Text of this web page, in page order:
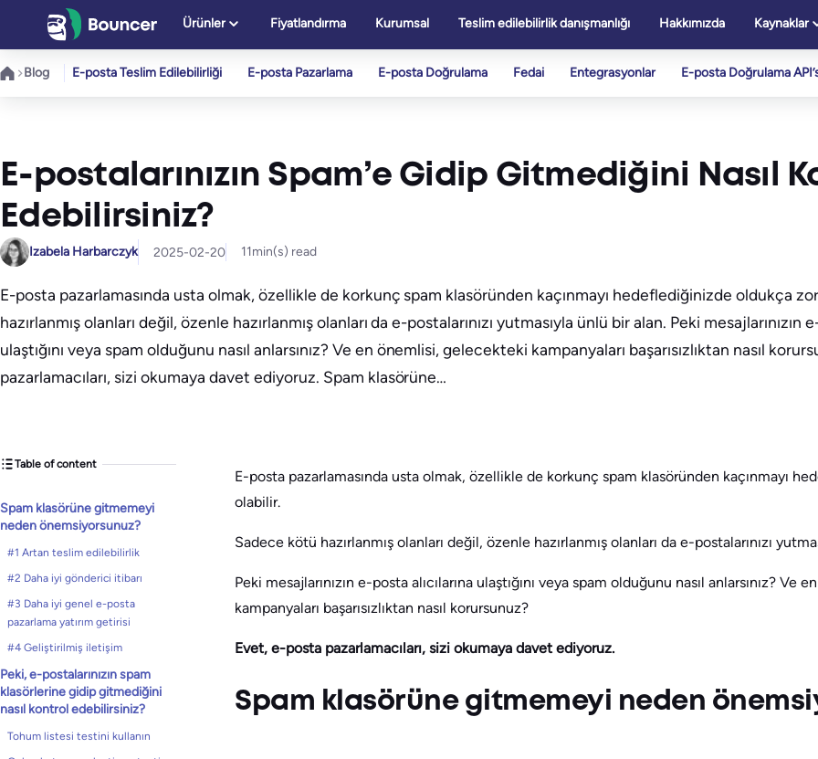
Ürünler Fiyatlandırma Kurumsal Teslim edilebilirlik danışmanlığı Hakkımızda Kaynaklar
Blog E-posta Teslim Edilebilirliği E-posta Pazarlama E-posta Doğrulama Fedai Entegrasyonlar E-posta Doğrulama
E-postalarınızın Spam’e Gidip Gitmediğini Nasıl
Edebilirsiniz?
Izabela Harbarczyk 2025-02-20 11min(s) read
E-posta pazarlamasında usta olmak, özellikle de korkunç spam klasöründen kaçınmayı hedeflediğinizde oldukça
hazırlanmış olanları değil, özenle hazırlanmış olanları da e-postalarınızı yutmasıyla ünlü bir alan. Peki mesajlarınızın
ulaştığını veya spam olduğunu nasıl anlarsınız? Ve en önemlisi, gelecekteki kampanyaları başarısızlıktan nasıl
pazarlamacıları, sizi okumaya davet ediyoruz. Spam klasörüne…
Table of content
Spam klasörüne gitmemeyi
neden önemsiyorsunuz?
#1 Artan teslim edilebilirlik
#2 Daha iyi gönderici itibarı
#3 Daha iyi genel e-posta
pazarlama yatırım getirisi
#4 Geliştirilmiş iletişim
Peki, e-postalarınızın spam
klasörlerine gidip gitmediğini
nasıl kontrol edebilirsiniz?
Tohum listesi testini kullanın
E-posta pazarlamasında usta olmak, özellikle de korkunç spam klasöründen kaçınmayı
olabilir.
Sadece kötü hazırlanmış olanları değil, özenle hazırlanmış olanları da e-postalarınızı
Peki mesajlarınızın e-posta alıcılarına ulaştığını veya spam olduğunu nasıl anlarsınız?
kampanyaları başarısızlıktan nasıl korursunuz?
Evet, e-posta pazarlamacıları, sizi okumaya davet ediyoruz.
Spam klasörüne gitmemeyi neden